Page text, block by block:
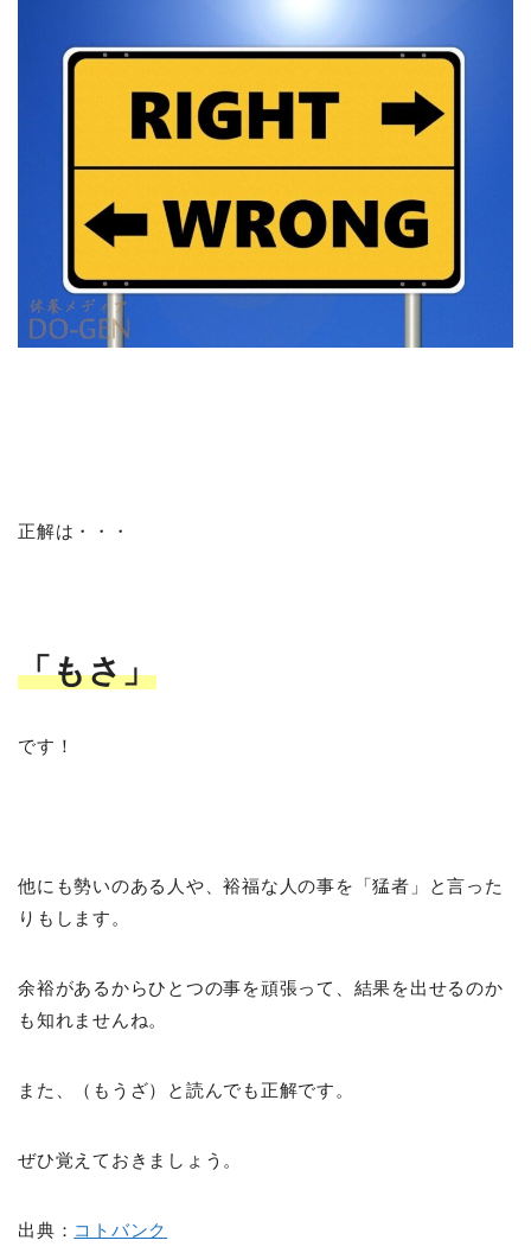
正解は・・・
「もさ」
です！
他にも勢いのある人や、裕福な人の事を「猛者」と言った
りもします。
余裕があるからひとつの事を頑張って、結果を出せるのか
も知れませんね。
また、（もうざ）と読んでも正解です。
ぜひ覚えておきましょう。
出典： コトバンク